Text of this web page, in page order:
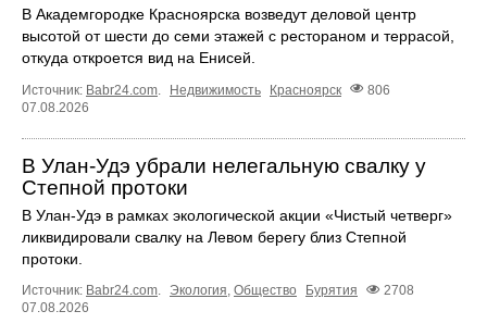
В Академгородке Красноярска возведут деловой центр
высотой от шести до семи этажей с рестораном и террасой,
откуда откроется вид на Енисей.
Источник: Babr24.com Недвижимость Красноярск
806
07.08.2026
В Улан-Удэ убрали нелегальную свалку у
Степной протоки
В Улан-Удэ в рамках экологической акции «Чистый четверг»
ликвидировали свалку на Левом берегу близ Степной
протоки.
Источник: Babr24.com Экология Общество Бурятия
2708
07.08.2026